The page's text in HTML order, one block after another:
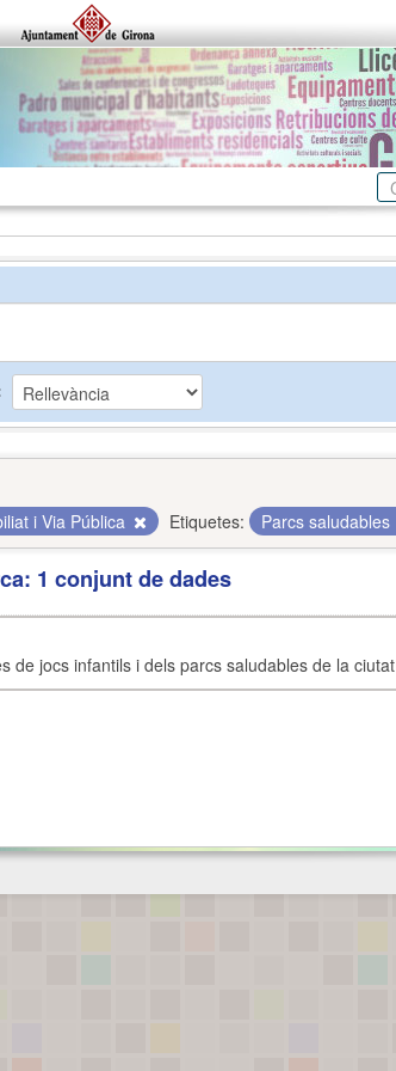
i Via Pública Etiquetes: Parcs saludables
1 conjunt de dades
de jocs infantils i dels parcs saludables de la ciutat